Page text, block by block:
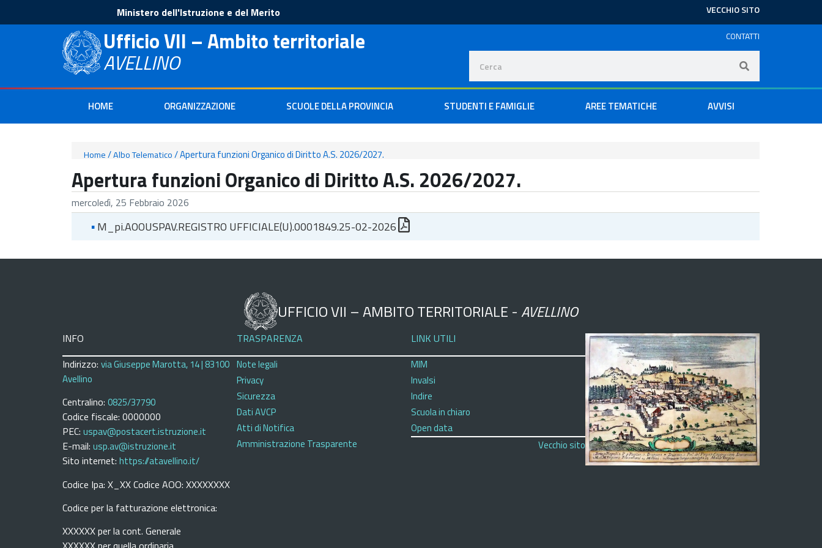
VECCHIO SITO
Ministero dell'Istruzione e del Merito
Ufficio VII – Ambito territoriale
AVELLINO
CONTATTI
HOME ORGANIZZAZIONE SCUOLE DELLA PROVINCIA STUDENTI E FAMIGLIE AREE TEMATICHE AVVISI
Home/Albo Telematico/Apertura funzioni Organico di Diritto A.S. 2026/2027.
Apertura funzioni Organico di Diritto A.S. 2026/2027.
mercoledì, 25 Febbraio 2026
▪M_pi.AOOUSPAV.REGISTRO UFFICIALE(U).0001849.25-02-2026
UFFICIO VII – AMBITO TERRITORIALE -AVELLINO
INFO
Indirizzo: via Giuseppe Marotta, 14 | 83100
Avellino
Centralino: 0825/37790
Codice fiscale: 0000000
PEC: uspav@postacert.istruzione.it
E-mail: usp.av@istruzione.it
Sito internet: https://atavellino.it/
Codice Ipa: X_XX Codice AOO: XXXXXXXX
Codice per la fatturazione elettronica:
XXXXXX per la cont. Generale
TRASPARENZA
Note legali
Privacy
Sicurezza
Dati AVCP
Atti di Notifica
Amministrazione Trasparente
LINK UTILI
MIM
Invalsi
Indire
Scuola in chiaro
Open data
Vecchio sito